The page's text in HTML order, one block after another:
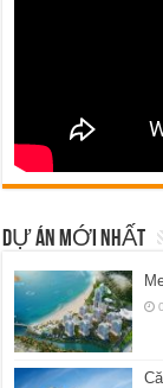
DỰ ÁN MỚI NHẤT